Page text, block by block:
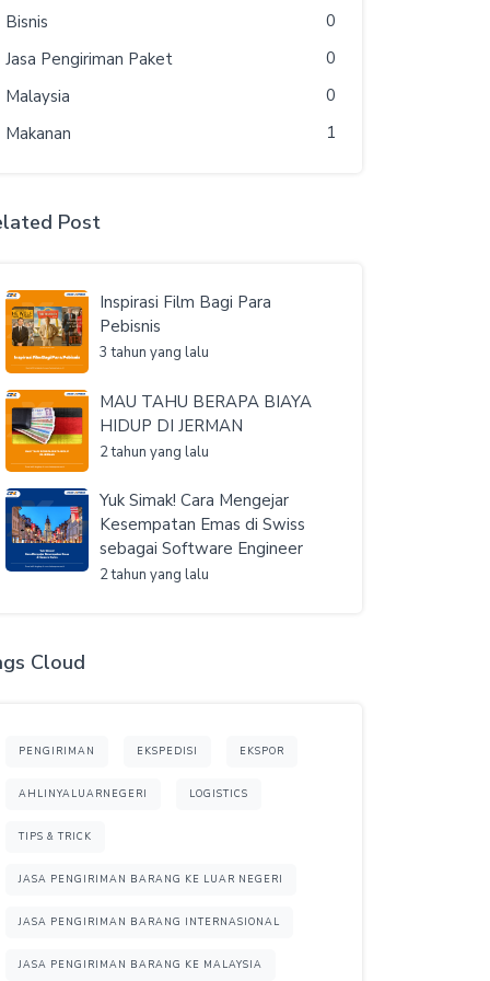
Bisnis
0
Jasa Pengiriman Paket
0
Malaysia
0
Makanan
1
Post
Inspirasi Film Bagi Para
Pebisnis
3 tahun yang lalu
MAU TAHU BERAPA BIAYA
HIDUP DI JERMAN
2 tahun yang lalu
Yuk Simak! Cara Mengejar
Kesempatan Emas di Swiss
sebagai Software Engineer
2 tahun yang lalu
Cloud
PENGIRIMAN EKSPEDISI EKSPOR
AHLINYALUARNEGERI LOGISTICS
TIPS & TRICK
JASA PENGIRIMAN BARANG KE LUAR NEGERI
JASA PENGIRIMAN BARANG INTERNASIONAL
JASA PENGIRIMAN BARANG KE MALAYSIA